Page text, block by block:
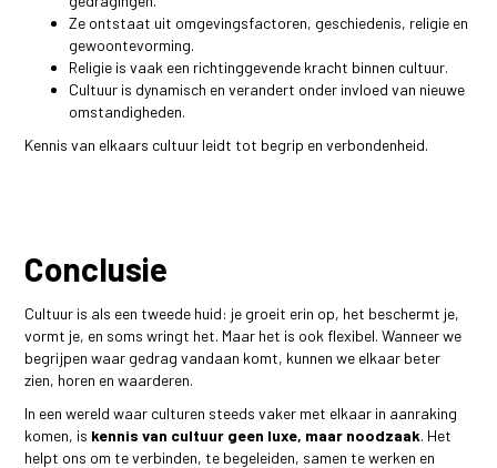
Ze ontstaat uit omgevingsfactoren, geschiedenis, religie en
gewoontevorming.
Religie is vaak een richtinggevende kracht binnen cultuur.
Cultuur is dynamisch en verandert onder invloed van nieuwe
omstandigheden.
Kennis van elkaars cultuur leidt tot begrip en verbondenheid.
Conclusie
Cultuur is als een tweede huid: je groeit erin op, het beschermt je,
vormt je, en soms wringt het. Maar het is ook flexibel. Wanneer we
begrijpen waar gedrag vandaan komt, kunnen we elkaar beter
zien, horen en waarderen.
In een wereld waar culturen steeds vaker met elkaar in aanraking
komen, is kennis van cultuur geen luxe, maar noodzaak. Het
helpt ons om te verbinden, te begeleiden, samen te werken en